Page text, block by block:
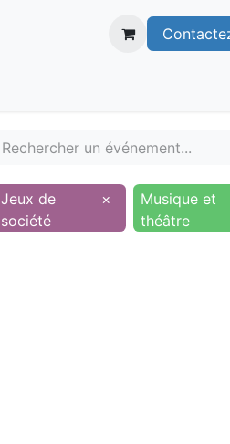
Jeux de
société
×
Musique et
théâtre